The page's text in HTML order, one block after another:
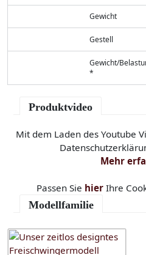
Gewicht
Gestell
Gewicht/
*
Produktvideo
Mit dem Laden des Youtube
Mehr
Passen Sie hierIhre
Modellfamilie